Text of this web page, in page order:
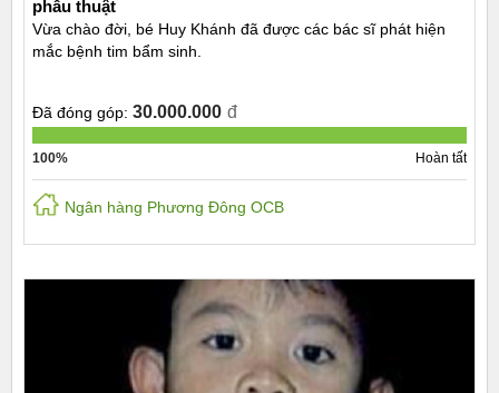
phẫu thuật
Vừa chào đời, bé Huy Khánh đã được các bác sĩ phát hiện
mắc bệnh tim bẩm sinh.
Đã đóng góp: 30.000.000 đ
100% Hoàn tất
Ngân hàng Phương Đông OCB